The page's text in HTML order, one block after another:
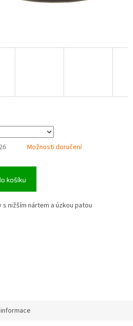
Možnosti doručení
košíku
nižším nártem a úzkou patou